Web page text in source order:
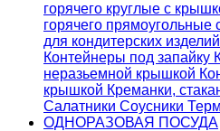
горячего круглые с
горячего прямоугольные
для кондитерских изделий
Контейнеры под запайку
неразьемной крышкой
крышкой Креманки,
Салатники Соусники
ОДНОРАЗОВАЯ ПОСУДА